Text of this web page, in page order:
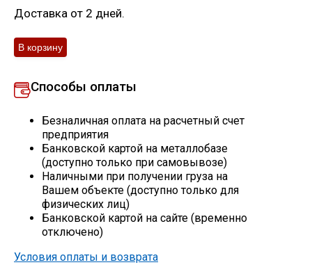
Остальное
Доставка от 2 дней.
Способы оплаты
Безналичная оплата на расчетный счет
предприятия
Банковской картой на металлобазе
(доступно только при самовывозе)
Наличными при получении груза на
Вашем объекте (доступно только для
физических лиц)
Банковской картой на сайте (временно
отключено)
Условия оплаты и возврата